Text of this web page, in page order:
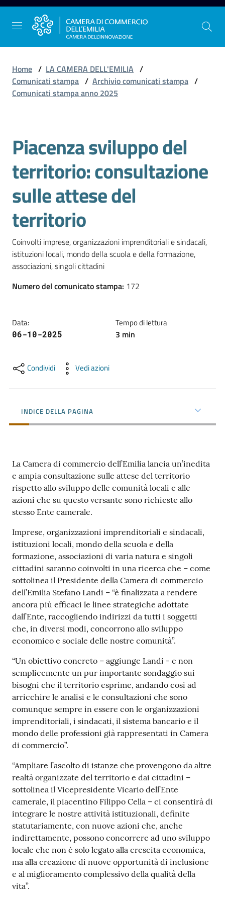
Vai al contenuto
Vai alla navigazione
Vai al footer
Gestire
l'impresa
Promuovere
l'impresa
e
il
territorio
l'Impresa
e
Prenotazioni
on line
on line
Accedi
Registrati
Seguici
su
Home / LA CAMERA DELL'EMILIA /
Comunicati stampa / Archivio comunicati stampa /
Comunicati stampa anno 2025
Salta al contenuto
Piacenza sviluppo del
territorio: consultazione
sulle attese del
territorio
Coinvolti imprese, organizzazioni imprenditoriali e sindacali,
istituzioni locali, mondo della scuola e della formazione,
Numero del comunicato stampa: 172
Data:
06-10-2025
Tempo di lettura
3 min
Condividi Vedi azioni
INDICE DELLA PAGINA
La Camera di commercio dell’Emilia lancia un’inedita
e ampia consultazione sulle attese del territorio
rispetto allo sviluppo delle comunità locali e alle
azioni che su questo versante sono richieste allo
stesso Ente camerale.
Imprese, organizzazioni imprenditoriali e sindacali,
istituzioni locali, mondo della scuola e della
formazione, associazioni di varia natura e singoli
cittadini saranno coinvolti in una ricerca che – come
sottolinea il Presidente della Camera di commercio
dell’Emilia Stefano Landi – “è finalizzata a rendere
ancora più efficaci le linee strategiche adottate
dall’Ente, raccogliendo indirizzi da tutti i soggetti
che, in diversi modi, concorrono allo sviluppo
economico e sociale delle nostre comunità”.
“Un obiettivo concreto – aggiunge Landi - e non
semplicemente un pur importante sondaggio sui
bisogni che il territorio esprime, andando così ad
arricchire le analisi e le consultazioni che sono
comunque sempre in essere con le organizzazioni
imprenditoriali, i sindacati, il sistema bancario e il
mondo delle professioni già rappresentati in Camera
di commercio”.
“Ampliare l’ascolto di istanze che provengono da altre
realtà organizzate del territorio e dai cittadini –
sottolinea il Vicepresidente Vicario dell’Ente
camerale, il piacentino Filippo Cella – ci consentirà di
integrare le nostre attività istituzionali, definite
statutariamente, con nuove azioni che, anche
indirettamente, possono concorrere ad uno sviluppo
locale che non è solo legato alla crescita economica,
ma alla creazione di nuove opportunità di inclusione
e al miglioramento complessivo della qualità della
vita”.